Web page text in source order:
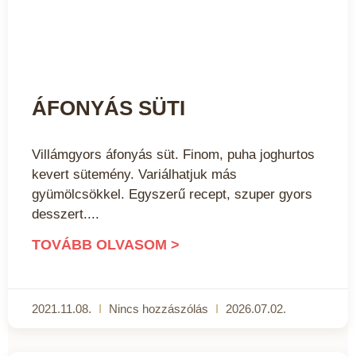
ÁFONYÁS SÜTI
Villámgyors áfonyás süt. Finom, puha joghurtos
kevert sütemény. Variálhatjuk más
gyümölcsökkel. Egyszerű recept, szuper gyors
desszert.
TOVÁBB OLVASOM >
2021.11.08. Nincs hozzászólás 2026.07.02.